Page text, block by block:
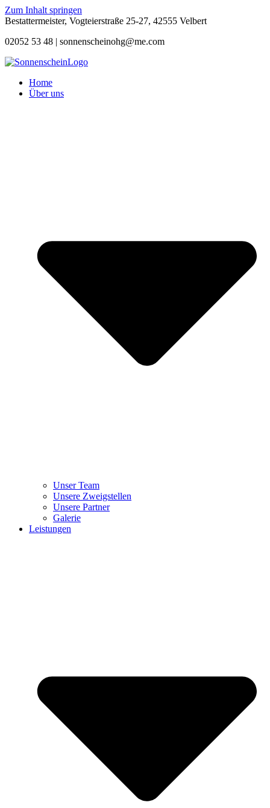
Zum Inhalt springen
Bestattermeister, Vogteierstraße 25-27, 42555 Velbert
02052 53 48 | sonnenscheinohg@me.com
Home
Über uns
Unser Team
Unsere Zweigstellen
Unsere Partner
Galerie
Leistungen